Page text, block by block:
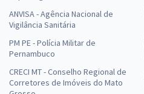
ANVISA - Agência Nacional de
Vigilância Sanitária
PM PE - Polícia Militar de
Pernambuco
CRECI MT - Conselho Regional de
Corretores de Imóveis do Mato